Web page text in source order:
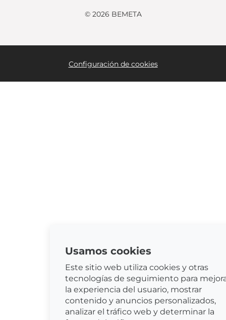
© 2026 BEMETA
Usamos cookies
Este sitio web utiliza cookies y otras
tecnologías de seguimiento para
la experiencia del usuario, mostrar
contenido y anuncios personalizados,
analizar el tráfico web y determinar la
Configuración de cookies